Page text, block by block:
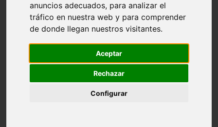
anuncios adecuados, para analizar el
tráfico en nuestra web y para comprender
de donde llegan nuestros visitantes.
Aceptar
Rechazar
Configurar
Almería - roquetas-de-mar
Girona - tossa-de-mar
Barcelona - sant-cugat-del-vallès
Alicante - l39alfàs-del-pi
Barcelona - vilanova-i-la-geltrú
Castellón - peñíscola
Illes-balears - sant-josep-de-sa-talaia